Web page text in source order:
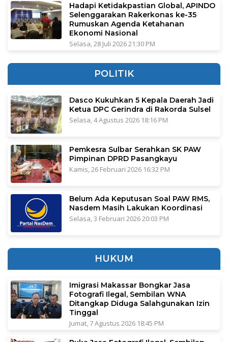
Hadapi Ketidakpastian Global, APINDO
Selenggarakan Rakerkonas ke-35
Rumuskan Agenda Ketahanan
Ekonomi Nasional
Selasa, 28 Juli 2026 21:30 PM
POLITIK
Dasco Kukuhkan 5 Kepala Daerah Jadi
Ketua DPC Gerindra di Rakorda Sulsel
Selasa, 4 Agustus 2026 18:16 PM
Pemkesra Sulbar Serahkan SK PAW
Pimpinan DPRD Pasangkayu
Kamis, 26 Februari 2026 16:32 PM
Belum Ada Keputusan Soal PAW RMS,
Nasdem Masih Lakukan Koordinasi
Selasa, 3 Februari 2026 20:03 PM
HUKUM
Imigrasi Makassar Bongkar Jasa
Fotografi Ilegal, Sembilan WNA
Ditangkap Diduga Salahgunakan Izin
Tinggal
Jumat, 7 Agustus 2026 18:45 PM